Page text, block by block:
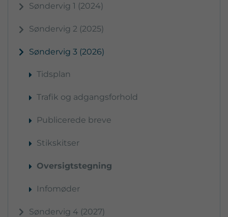
Søndervig 1 (2024)
Søndervig 2 (2025)
Søndervig 3 (2026)
Tidsplan
Trafik og adgangsforhold
Publicerede breve
Stikskitser
Oversigtstegning
Infomøder
Søndervig 4 (2027)